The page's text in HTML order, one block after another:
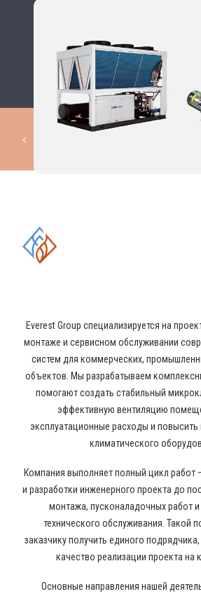
Everest Group специализируется на
монтаже и сервисном обслуживании
систем для коммерческих,
объектов. Мы разрабатываем
помогают создать стабильный
эффективную вентиляцию
эксплуатационные расходы и
климатического
Компания выполняет полный цикл работ
и разработки инженерного проекта до
монтажа, пусконаладочных работ
технического обслуживания. Такой
заказчику получить единого
качество реализации проекта на
Основные направления нашей